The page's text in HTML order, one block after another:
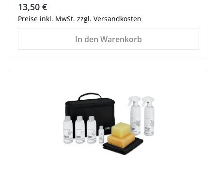
Regulärer Preis:
13,50 €
Preise inkl. MwSt. zzgl. Versandkosten
In den Warenkorb